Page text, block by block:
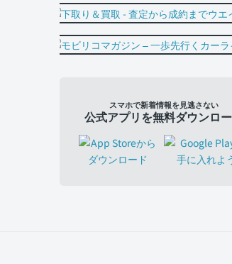
スマホで新着情報を見逃さない
公式アプリを無料ダウンロ